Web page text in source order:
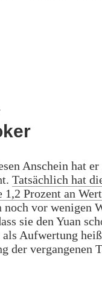
Anschein hat
Tatsächlich hat
1,2 Prozent an
vor wenigen
sie den Yuan
Aufwertung
der vergangenen